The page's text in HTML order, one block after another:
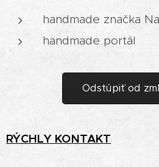
handmade značka
handmade portál
Odstúpiť od
RÝCHLY KONTAKT